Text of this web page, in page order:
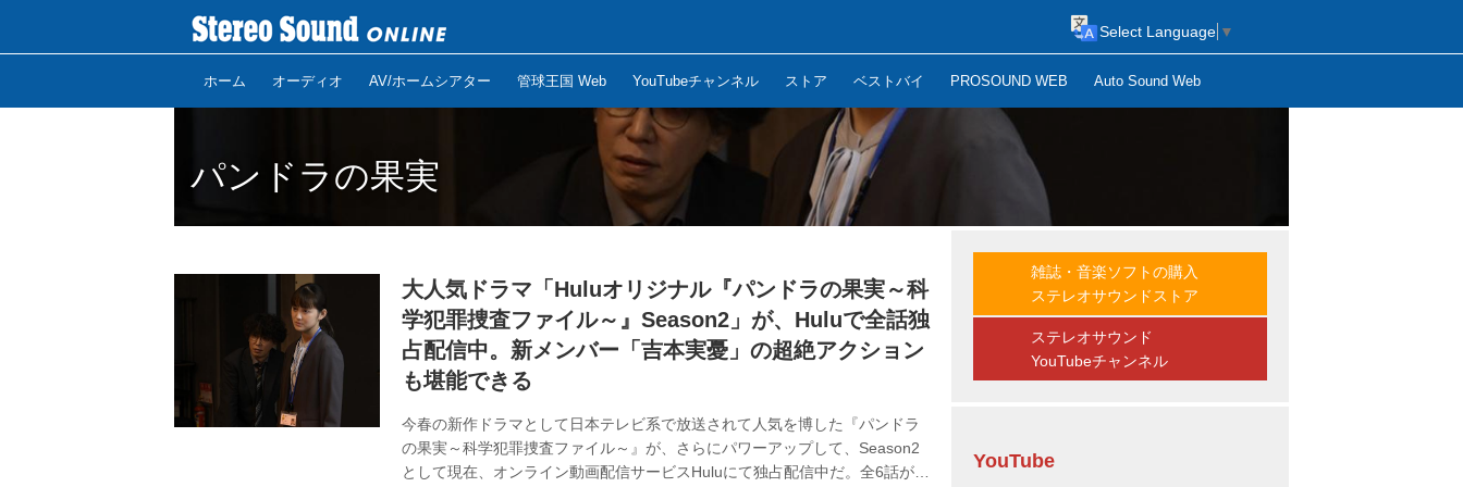
ホーム オーディオ AV/ホームシアター 管球王国 Web YouTubeチャンネル ストア ベストバイ PROSOUND WEB Auto Sound Web
Select Language ▼
パンドラの果実
大人気ドラマ「Huluオリジナル『パンドラの果実～科
学犯罪捜査ファイル～』Season2」が、Huluで全話独
占配信中。新メンバー「吉本実憂」の超絶アクション
も堪能できる
今春の新作ドラマとして日本テレビ系で放送されて人気を博した『パンドラ
の果実～科学犯罪捜査ファイル～』が、さらにパワーアップして、Season2
として現在、オンライン動画配信サービスHuluにて独占配信中だ。全6話がラ
雑誌・音楽ソフトの購入
ステレオサウンドストア
ステレオサウンド
YouTubeチャンネル
YouTube